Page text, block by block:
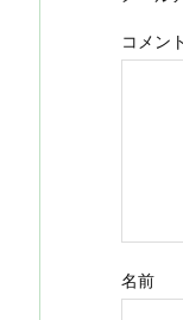
コメント
名前